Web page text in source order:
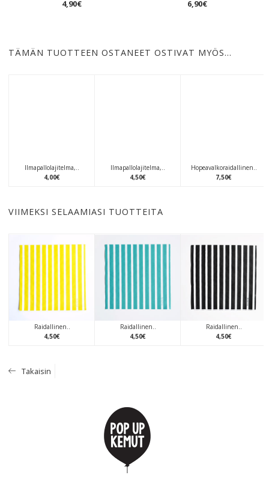
4,90€ 6,90€
TÄMÄN TUOTTEEN OSTANEET OSTIVAT MYÖS…
Ilmapallolajitelma,..
4,00€
Ilmapallolajitelma,..
4,50€
Hopeavalkoraidallinen..
7,50€
VIIMEKSI SELAAMIASI TUOTTEITA
Raidallinen..
4,50€
Raidallinen..
4,50€
Raidallinen..
4,50€
Takaisin